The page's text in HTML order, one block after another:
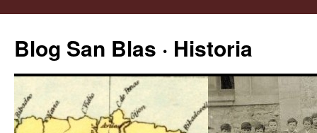
contenido
Blog San Blas · Historia